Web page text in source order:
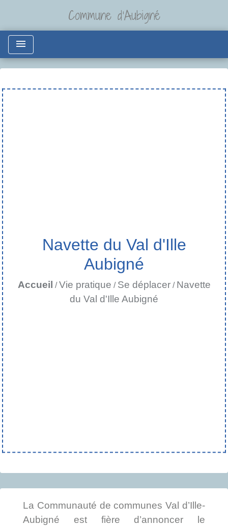
Commune d'Aubigné
menu
Navette du Val d'Ille
Aubigné
Accueil /Vie pratique / Se déplacer/ Navette
du Val d'Ille Aubigné
La Communauté de communes Val d’Ille-
Aubigné est fière d’annoncer le